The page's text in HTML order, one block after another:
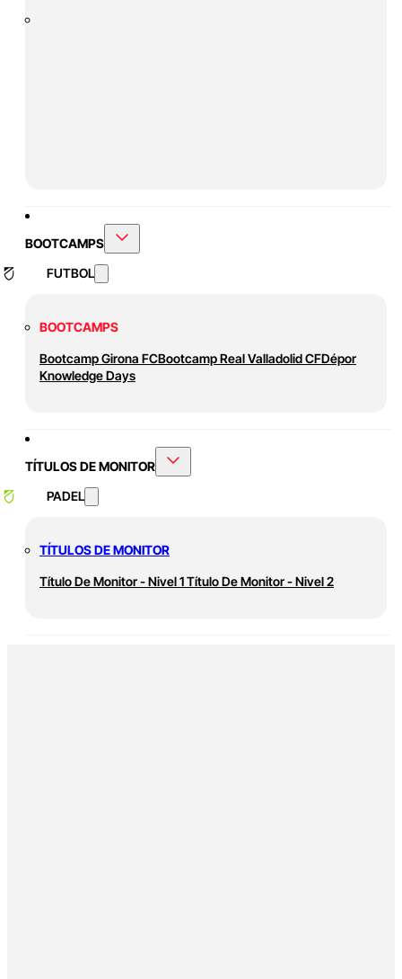
BOOTCAMPS
FUTBOL
BOOTCAMPS
Bootcamp Girona FCBootcamp Real Valladolid CFDépor
Knowledge Days
TÍTULOS DE MONITOR
PADEL
TÍTULOS DE MONITOR
Título De Monitor - Nivel 1Título De Monitor - Nivel 2